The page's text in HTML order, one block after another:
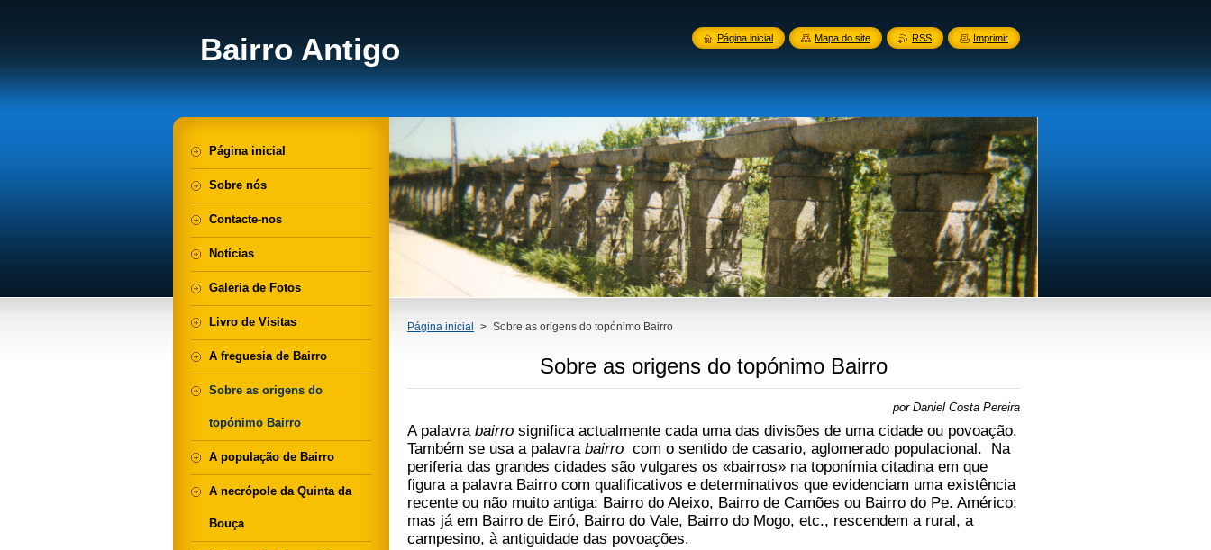
Bairro Antigo
Página inicial > Sobre as origens do topónimo Bairro
Sobre as origens do topónimo Bairro
por Daniel Costa Pereira
A palavra bairro significa actualmente cada uma das divisões de uma cidade ou povoação.
Também se usa a palavra bairro com o sentido de casario, aglomerado populacional. Na
periferia das grandes cidades são vulgares os «bairros» na toponímia citadina em que
figura a palavra Bairro com qualificativos e determinativos que evidenciam uma existência
recente ou não muito antiga: Bairro do Aleixo, Bairro de Camões ou Bairro do Pe. Américo;
mas já em Bairro de Eiró, Bairro do Vale, Bairro do Mogo, etc., rescendem a rural, a
campesino, à antiguidade das povoações.
Página inicial
Sobre nós
Contacte-nos
Notícias
Galeria de Fotos
Livro de Visitas
A freguesia de Bairro
Sobre as origens do
topónimo Bairro
A população de Bairro
A necrópole da Quinta da
Bouça
Página inicial Mapa do site RSS Imprimir